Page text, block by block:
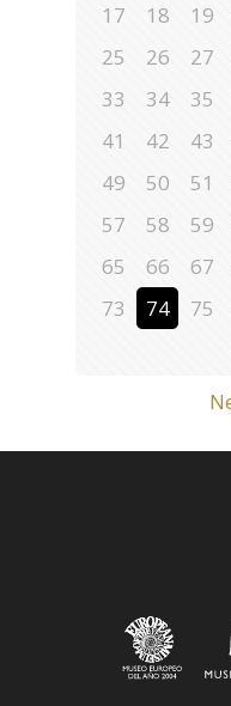
17
18 19
25
26 27
33
34 35
41
42 43
49
50 51
57
58 59
65
66 67
73
74 75